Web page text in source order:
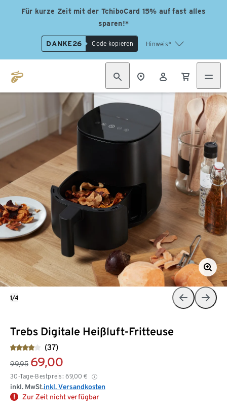
Für kurze Zeit mit der TchiboCard 15% auf fast alles
sparen!*
DANKE26 Code kopieren Hinweis*
Trebs Digitale Heißluft-Fritteuse
(37)
99,95 69,00
30-Tage-Bestpreis: 69,00 €
inkl. MwSt.inkl. Versandkosten
Zur Zeit nicht verfügbar
1/4